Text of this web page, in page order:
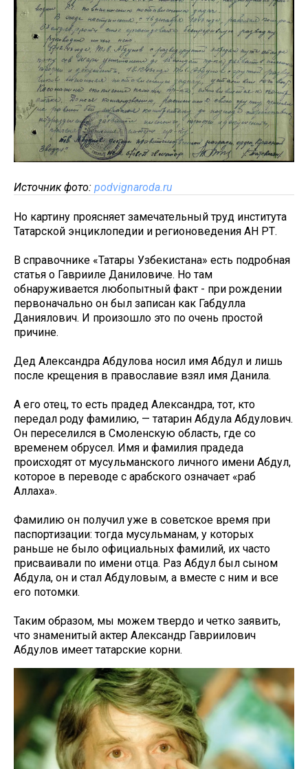
Источник фото: podvignaroda.ru
Но картину проясняет замечательный труд института
Татарской энциклопедии и регионоведения АН РТ.
В справочнике «Татары Узбекистана» есть подробная
статья о Гаврииле Даниловиче. Но там
обнаруживается любопытный факт - при рождении
первоначально он был записан как Габдулла
Даниялович. И произошло это по очень простой
причине.
Дед Александра Абдулова носил имя Абдул и лишь
после крещения в православие взял имя Данила.
А его отец, то есть прадед Александра, тот, кто
передал роду фамилию, — татарин Абдула Абдулович.
Он переселился в Смоленскую область, где со
временем обрусел. Имя и фамилия прадеда
происходят от мусульманского личного имени Абдул,
которое в переводе с арабского означает «раб
Аллаха».
Фамилию он получил уже в советское время при
паспортизации: тогда мусульманам, у которых
раньше не было официальных фамилий, их часто
присваивали по имени отца. Раз Абдул был сыном
Абдула, он и стал Абдуловым, а вместе с ним и все
его потомки.
Таким образом, мы можем твердо и четко заявить,
что знаменитый актер Александр Гавриилович
Абдулов имеет татарские корни.